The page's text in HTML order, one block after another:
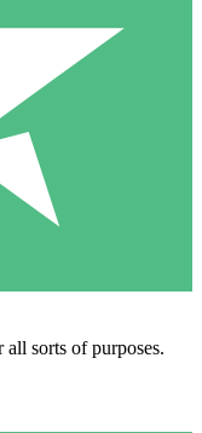
all sorts of purposes.